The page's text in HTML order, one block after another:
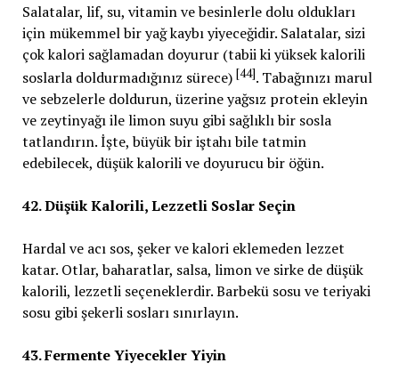
Salatalar, lif, su, vitamin ve besinlerle dolu oldukları
için mükemmel bir yağ kaybı yiyeceğidir. Salatalar, sizi
çok kalori sağlamadan doyurur (tabii ki yüksek kalorili
soslarla doldurmadığınız sürece) [44]. Tabağınızı marul
ve sebzelerle doldurun, üzerine yağsız protein ekleyin
ve zeytinyağı ile limon suyu gibi sağlıklı bir sosla
tatlandırın. İşte, büyük bir iştahı bile tatmin
edebilecek, düşük kalorili ve doyurucu bir öğün.
42. Düşük Kalorili, Lezzetli Soslar Seçin
Hardal ve acı sos, şeker ve kalori eklemeden lezzet
katar. Otlar, baharatlar, salsa, limon ve sirke de düşük
kalorili, lezzetli seçeneklerdir. Barbekü sosu ve teriyaki
sosu gibi şekerli sosları sınırlayın.
43. Fermente Yiyecekler Yiyin